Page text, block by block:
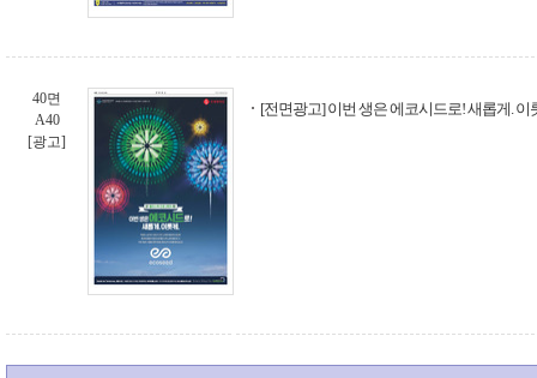
40면
A40
[광고]
[전면광고] 이번 생은 에코시드로! 새롭게. 이